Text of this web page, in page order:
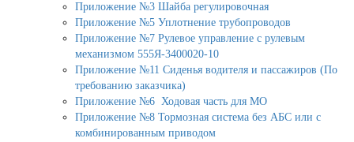
Приложение №3 Шайба регулировочная
Приложение №5 Уплотнение трубопроводов
Приложение №7 Рулевое управление с рулевым
механизмом 555Я-3400020-10
Приложение №11 Сиденья водителя и пассажиров (По
требованию заказчика)
Приложение №6 Ходовая часть для МО
Приложение №8 Тормозная система без АБС или с
комбинированным приводом